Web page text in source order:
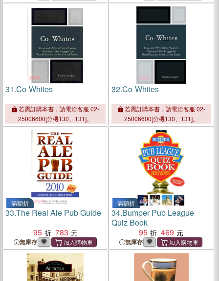
31.Co-Whites
若需訂購本書，請電洽客服 02-
25006600[分機130、131]。
32.Co-Whites
若需訂購本書，請電洽客服 02-
25006600[分機130、131]。
滿額折
33.The Real Ale Pub Guide
95
783
無庫存
滿額折
34.Bumper Pub League
Quiz Book
95
469
無庫存